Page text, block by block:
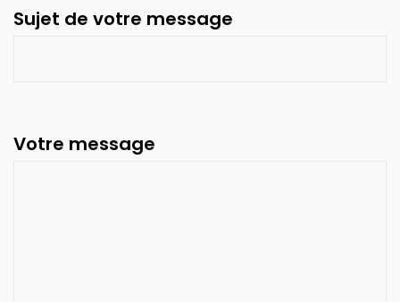
Sujet de votre message
Votre message